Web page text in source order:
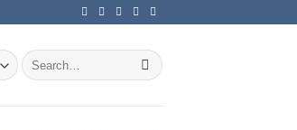
Search
for: